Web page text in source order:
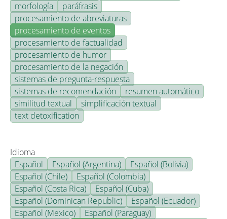
morfología
paráfrasis
procesamiento de abreviaturas
procesamiento de eventos
procesamiento de factualidad
procesamiento de humor
procesamiento de la negación
sistemas de pregunta-respuesta
sistemas de recomendación
resumen automático
similitud textual
simplificación textual
text detoxification
Idioma
Español
Español (Argentina)
Español (Bolivia)
Español (Chile)
Español (Colombia)
Español (Costa Rica)
Español (Cuba)
Español (Dominican Republic)
Español (Ecuador)
Español (Mexico)
Español (Paraguay)